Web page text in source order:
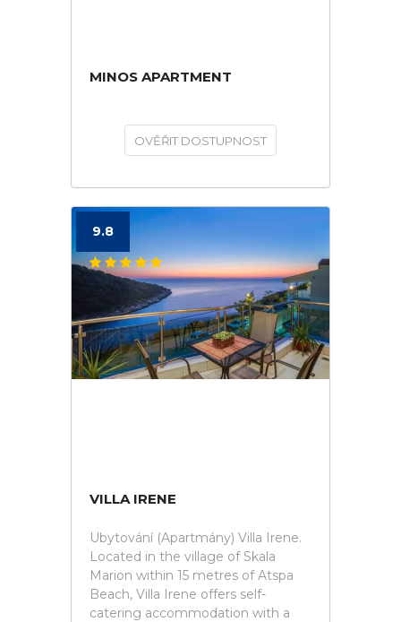
MINOS APARTMENT
OVĚŘIT DOSTUPNOST
9.8
VILLA IRENE
Ubytování (Apartmány) Villa Irene.
Located in the village of Skala
Marion within 15 metres of Atspa
Beach, Villa Irene offers self-
catering accommodation with a